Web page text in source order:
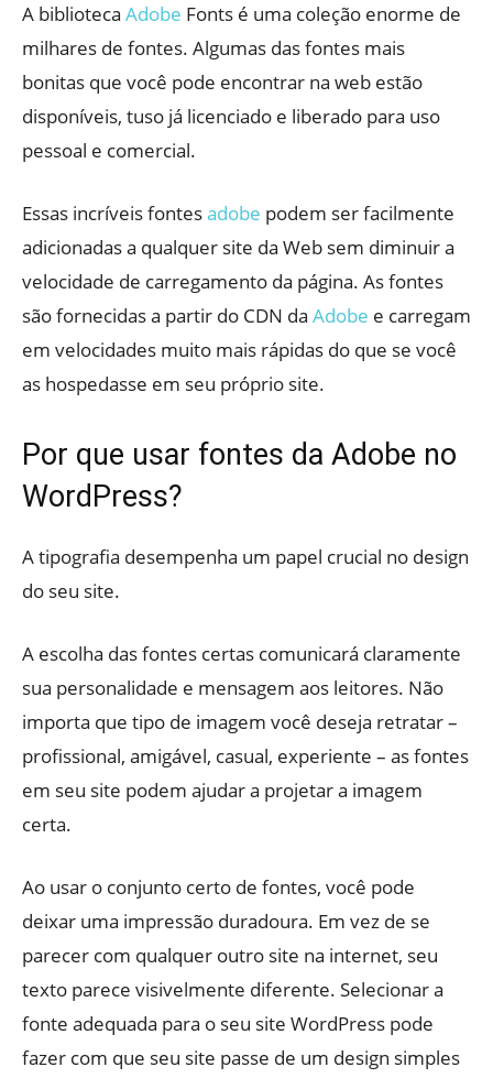
A biblioteca Adobe Fonts é uma coleção enorme de
milhares de fontes. Algumas das fontes mais
bonitas que você pode encontrar na web estão
disponíveis, tuso já licenciado e liberado para uso
pessoal e comercial.
Essas incríveis fontesadobe podem ser facilmente
adicionadas a qualquer site da Web sem diminuir a
velocidade de carregamento da página. As fontes
são fornecidas a partir do CDN da Adobe e carregam
em velocidades muito mais rápidas do que se você
as hospedasse em seu próprio site.
Por que usar fontes da Adobe no
WordPress?
A tipografia desempenha um papel crucial no design
do seu site.
A escolha das fontes certas comunicará claramente
sua personalidade e mensagem aos leitores. Não
importa que tipo de imagem você deseja retratar –
profissional, amigável, casual, experiente – as fontes
em seu site podem ajudar a projetar a imagem
certa.
Ao usar o conjunto certo de fontes, você pode
deixar uma impressão duradoura. Em vez de se
parecer com qualquer outro site na internet, seu
texto parece visivelmente diferente. Selecionar a
fonte adequada para o seu site WordPress pode
fazer com que seu site passe de um design simples